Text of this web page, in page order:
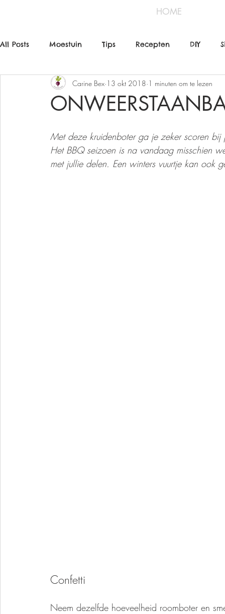
HOME
All Posts Moestuin Tips Recepten DIY
Carine Bex 13 okt 2018 1 minuten om te lezen
Met deze kruidenboter ga je zeker scoren
Het BBQ seizoen is na vandaag misschien
met jullie delen. Een winters vuurtje kan ook
Confetti
Neem dezelfde hoeveelheid roomboter en